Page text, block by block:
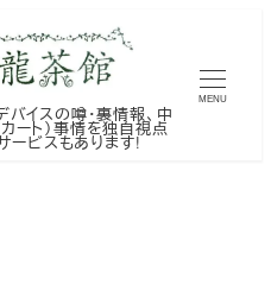
イスの噂・裏情報、中
ート）事情を独自視点
ービスもあります!
MENU